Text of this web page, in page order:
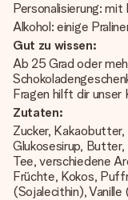
Personalisierung:
Alkohol: einige
Gut zu wissen:
Ab 25 Grad oder
Fragen hilft dir unser
Zutaten:
Zucker, Kakaobutter,
Glukosesirup,
Tee, verschiedene
Früchte, Kokos,
(Sojalecithin),